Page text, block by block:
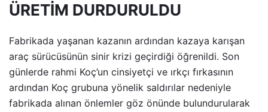
ÜRETİM DURDURULDU
Fabrikada yaşanan kazanın ardından kazaya karışan
araç sürücüsünün sinir krizi geçirdiği öğrenildi. Son
günlerde rahmi Koç’un cinsiyetçi ve ırkçı fırkasının
ardından Koç grubuna yönelik saldırılar nedeniyle
fabrikada alınan önlemler göz önünde bulundurularak